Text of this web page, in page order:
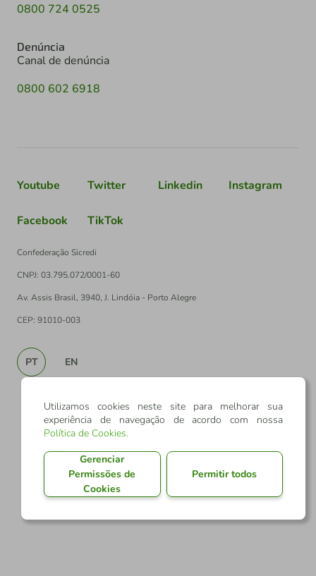
0800 724 0525
Denúncia
Canal de denúncia
0800 602 6918
Youtube Twitter Linkedin Instagram
Facebook TikTok
Confederação Sicredi
CNPJ: 03.795.072/0001-60
Av. Assis Brasil, 3940, J. Lindóia - Porto Alegre
CEP: 91010-003
PT EN
Utilizamos cookies neste site para melhorar sua
experiência de navegação de acordo com nossa
Política de Cookies.
Gerenciar
Permissões de
Cookies
Permitir todos